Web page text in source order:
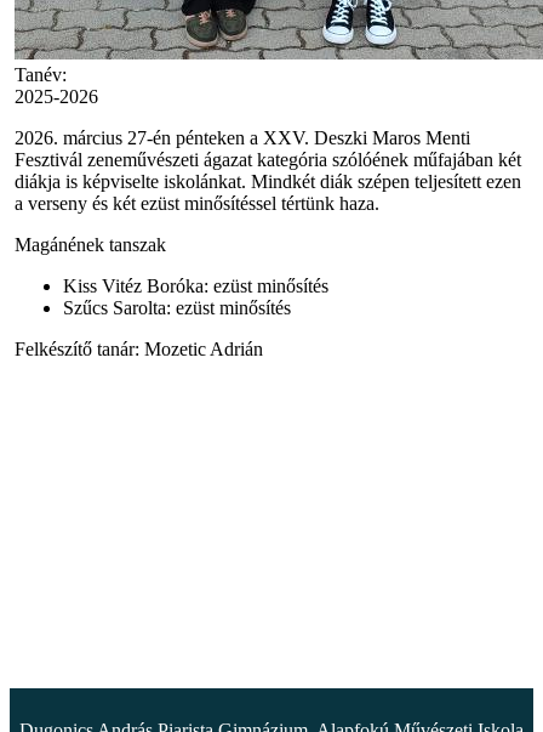
Tanév:
2025-2026
2026. március 27-én pénteken a XXV. Deszki Maros Menti
Fesztivál zeneművészeti ágazat kategória szólóének műfajában két
diákja is képviselte iskolánkat. Mindkét diák szépen teljesített ezen
a verseny és két ezüst minősítéssel tértünk haza.
Magánének tanszak
Kiss Vitéz Boróka: ezüst minősítés
Szűcs Sarolta: ezüst minősítés
Felkészítő tanár: Mozetic Adrián